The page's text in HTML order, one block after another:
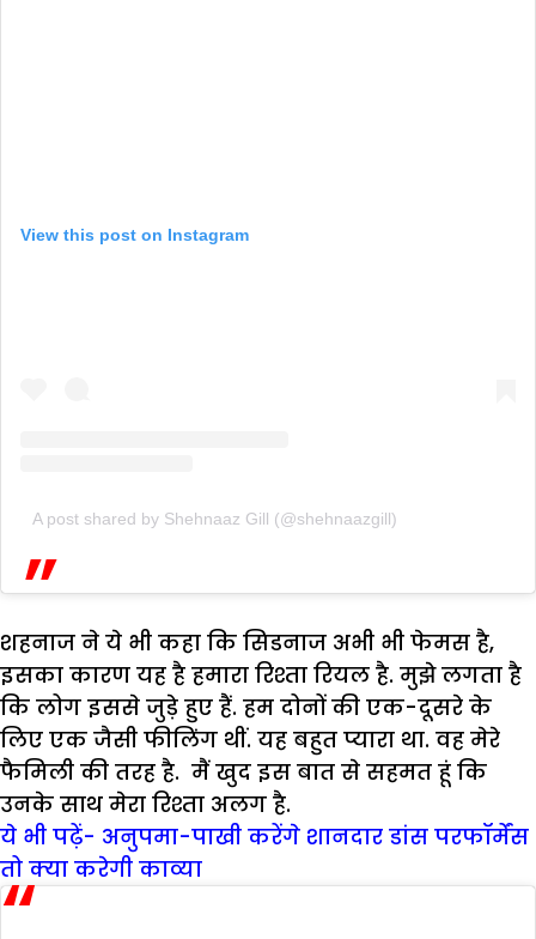
View this post on Instagram
A post shared by Shehnaaz Gill (@shehnaazgill)
शहनाज ने ये भी कहा कि सिडनाज अभी भी फेमस है,
इसका कारण यह है हमारा रिश्ता रियल है. मुझे लगता है
कि लोग इससे जुड़े हुए हैं. हम दोनों की एक-दूसरे के
लिए एक जैसी फीलिंग थीं. यह बहुत प्यारा था. वह मेरे
फैमिली की तरह है. मैं खुद इस बात से सहमत हूं कि
उनके साथ मेरा रिश्ता अलग है.
ये भी पढ़ें- अनुपमा-पाखी करेंगे शानदार डांस परफॉर्मेंस
तो क्या करेगी काव्या